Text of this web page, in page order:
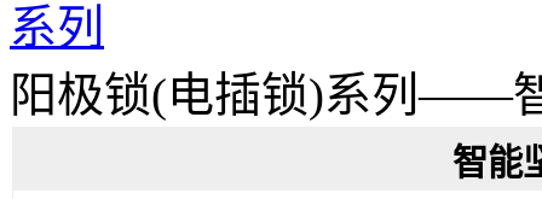
系列
阳极锁(电插锁)系列——
智能